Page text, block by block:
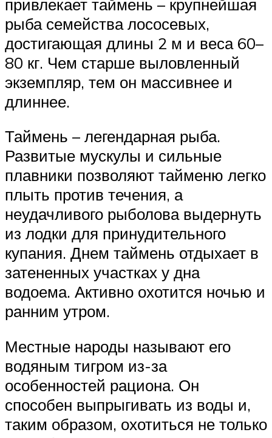
привлекает таймень – крупнейшая
рыба семейства лососевых,
достигающая длины 2 м и веса 60–
80 кг. Чем старше выловленный
экземпляр, тем он массивнее и
длиннее.
Таймень – легендарная рыба.
Развитые мускулы и сильные
плавники позволяют тайменю легко
плыть против течения, а
неудачливого рыболова выдернуть
из лодки для принудительного
купания. Днем таймень отдыхает в
затененных участках у дна
водоема. Активно охотится ночью и
ранним утром.
Местные народы называют его
водяным тигром из-за
особенностей рациона. Он
способен выпрыгивать из воды и,
таким образом, охотиться не только